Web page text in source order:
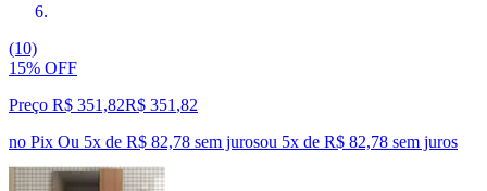
(10)
15% OFF
Preço R$ 351,82R$ 351,82
no Pix Ou 5x de R$ 82,78 sem jurosou 5x de R$ 82,78 sem juros